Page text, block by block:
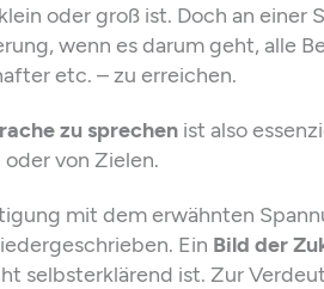
oder groß ist. Doch an einer
wenn es darum geht, alle
etc. – zu erreichen.
zu sprechen ist also
von Zielen.
mit dem erwähnten
Ein Bild der
selbsterklärend ist. Zur